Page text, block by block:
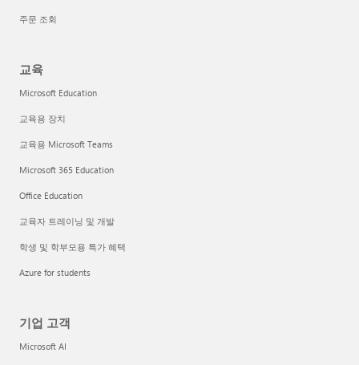
주문 조회
교육
Microsoft Education
교육용 장치
교육용 Microsoft Teams
Microsoft 365 Education
Office Education
교육자 트레이닝 및 개발
학생 및 학부모용 특가 혜택
Azure for students
기업 고객
Microsoft AI